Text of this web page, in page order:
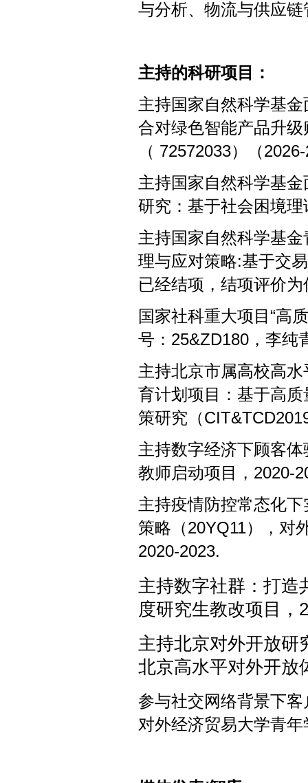
与分析、物流与供应
主持的科研项目：
主持国家自然科学基
合对绿色智能产品升
（ 72572033）（
主持国家自然科学基
研究：基于社会困境
主持国家自然科学基
理与应对策略:基于交
已经结项，结项评价为
国家社科重大项目“高
号： 25&ZD180 ，李纯
主持北京市属高校高
育计划项目：基于高
策研究（
主持数字经济下顾客
教师启动项目， 2020-
主持疫情防控常态化
策略（20YQ11），对
2020-2023.
主持数字社群：打造
度研究生教改项目，
主持北京对外开放研
北京高水平对外开放
参与社交网络背景下
对外经济贸易大学青